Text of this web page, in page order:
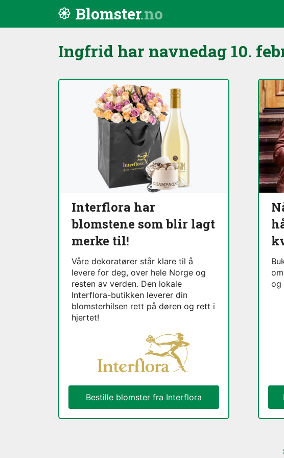
Blomster
Ingfrid har navnedag 10.
Interflora har
blomstene som blir lagt
merke til!
Våre dekoratører står klare til å
levere for deg, over hele Norge og
resten av verden. Den lokale
Interflora-butikken leverer din
blomsterhilsen rett på døren og rett i
hjertet!
Bestille blomster fra Interflora
og